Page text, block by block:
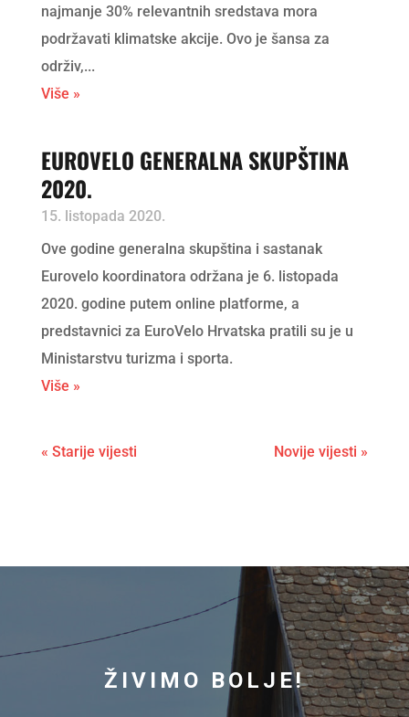
najmanje 30% relevantnih sredstava mora
podržavati klimatske akcije. Ovo je šansa za
održiv,...
Više »
EUROVELO GENERALNA SKUPŠTINA
2020.
15. listopada 2020.
Ove godine generalna skupština i sastanak
Eurovelo koordinatora održana je 6. listopada
2020. godine putem online platforme, a
predstavnici za EuroVelo Hrvatska pratili su je u
Ministarstvu turizma i sporta.
Više »
« Starije vijesti Novije vijesti »
ŽIVIMO BOLJE!